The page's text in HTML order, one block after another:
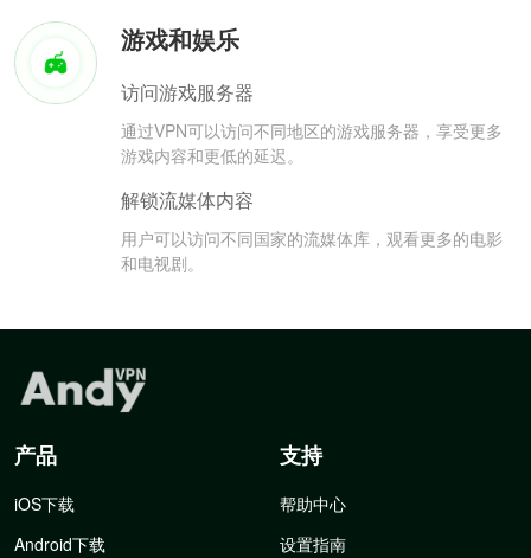
游戏和娱乐
访问游戏服务器
通过VPN可以访问不同地区的游戏服务器，享受更多
游戏内容和更低的延迟。
解锁流媒体内容
用户可以访问不同国家的流媒体库，观看更多的电影
和电视剧。
产品
iOS下载
Android下载
支持
帮助中心
设置指南